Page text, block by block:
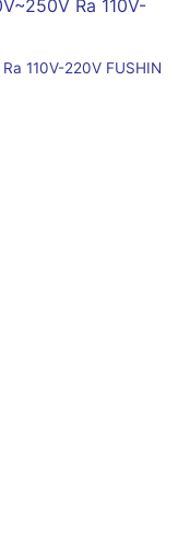
110V-220V FUSHIN